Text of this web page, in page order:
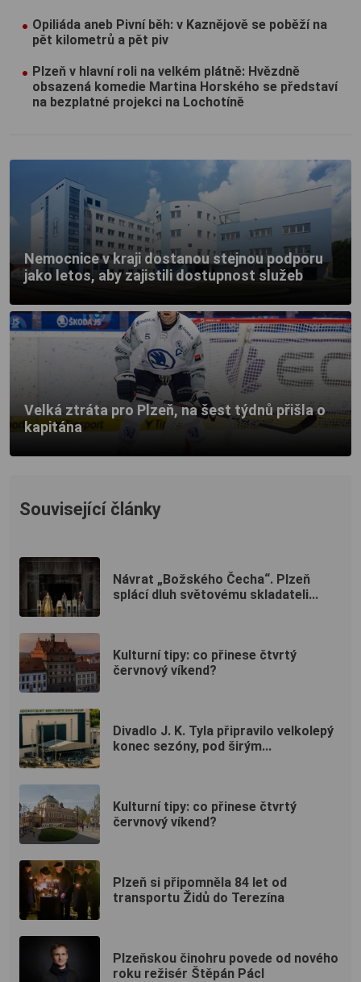
Opiliáda aneb Pivní běh: v Kaznějově se poběží na
pět kilometrů a pět piv
Plzeň v hlavní roli na velkém plátně: Hvězdně
obsazená komedie Martina Horského se představí
na bezplatné projekci na Lochotíně
Nemocnice v kraji dostanou stejnou podporu
jako letos, aby zajistili dostupnost služeb
Velká ztráta pro Plzeň, na šest týdnů přišla o
kapitána
Související články
Návrat „Božského Čecha“. Plzeň
splácí dluh světovému skladateli...
Kulturní tipy: co přinese čtvrtý
červnový víkend?
Divadlo J. K. Tyla připravilo velkolepý
konec sezóny, pod širým...
Kulturní tipy: co přinese čtvrtý
červnový víkend?
Plzeň si připomněla 84 let od
transportu Židů do Terezína
Plzeňskou činohru povede od nového
roku režisér Štěpán Pácl